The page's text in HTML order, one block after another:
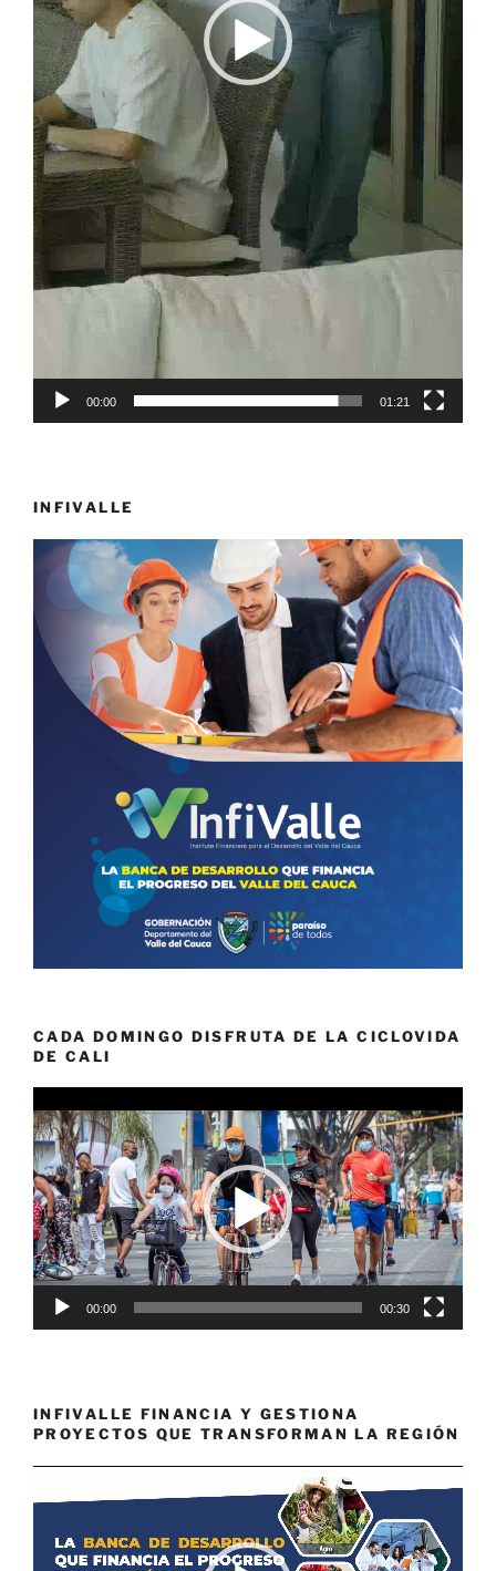
00:00 01:21
INFIVALLE
CADA DOMINGO DISFRUTA DE LA CICLOVIDA
DE CALI
de
vídeo
00:00 00:30
INFIVALLE FINANCIA Y GESTIONA
PROYECTOS QUE TRANSFORMAN LA REGIÓN
de